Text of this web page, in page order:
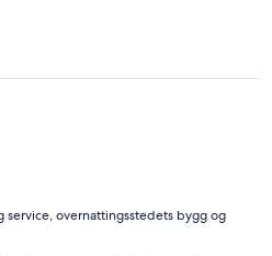
service, overnattingsstedets bygg og